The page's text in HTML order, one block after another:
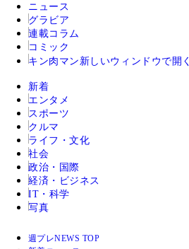
ニュース
グラビア
連載コラム
コミック
キン肉マン 新しいウィンドウで開く
新着
エンタメ
スポーツ
クルマ
ライフ・文化
社会
政治・国際
経済・ビジネス
IT・科学
写真
週プレNEWS TOP